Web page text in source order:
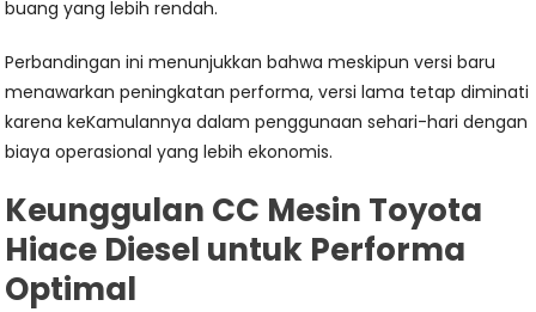
buang yang lebih rendah.
Perbandingan ini menunjukkan bahwa meskipun versi baru
menawarkan peningkatan performa, versi lama tetap diminati
karena keKamulannya dalam penggunaan sehari-hari dengan
biaya operasional yang lebih ekonomis.
Keunggulan CC Mesin Toyota
Hiace Diesel untuk Performa
Optimal